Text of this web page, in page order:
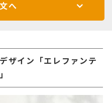
へ
ザイン「エレファンテ